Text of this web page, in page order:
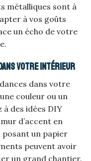
métalliques sont à
à vos goûts
un écho de votre
votre intérieur
dans votre
couleur ou un
à des idées DIY
d’accent en
posant un papier
peuvent avoir
un grand chantier.